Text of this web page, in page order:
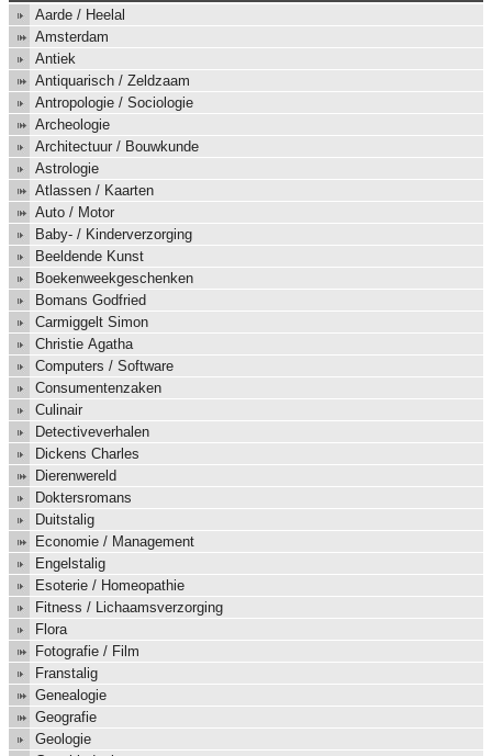
Aarde / Heelal
Amsterdam
Antiek
Antiquarisch / Zeldzaam
Antropologie / Sociologie
Archeologie
Architectuur / Bouwkunde
Astrologie
Atlassen / Kaarten
Auto / Motor
Baby- / Kinderverzorging
Beeldende Kunst
Boekenweekgeschenken
Bomans Godfried
Carmiggelt Simon
Christie Agatha
Computers / Software
Consumentenzaken
Culinair
Detectiveverhalen
Dickens Charles
Dierenwereld
Doktersromans
Duitstalig
Economie / Management
Engelstalig
Esoterie / Homeopathie
Fitness / Lichaamsverzorging
Flora
Fotografie / Film
Franstalig
Genealogie
Geografie
Geologie